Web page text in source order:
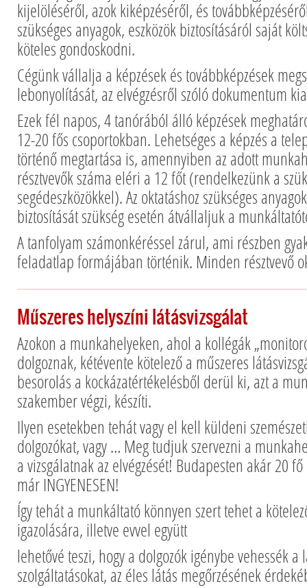
kijelöléséről, azok kiképzéséről, és
szükséges anyagok, eszközök biztosításáról saját
köteles gondoskodni.
Cégünk vállalja a képzések és továbbképzések
lebonyolítását, az elvégzésről szóló dokumentum
Ezek fél napos, 4 tanórából álló képzések
12-20 fős csoportokban. Lehetséges a képzés a
történő megtartása is, amennyiben az adott
résztvevők száma eléri a 12 főt (rendelkezünk a
segédeszközökkel). Az oktatáshoz szükséges
biztosítását szükség esetén átvállaljuk a
A tanfolyam számonkéréssel zárul, ami részben
feladatlap formájában történik. Minden résztvevő
Műszeres helyszíni látásvizsgálat
Azokon a munkahelyeken, ahol a kollégák
dolgoznak, kétévente kötelező a műszeres
besorolás a kockázatértékelésből derül ki, azt a
szakember végzi, készíti.
Ilyen esetekben tehát vagy el kell küldeni
dolgozókat, vagy … Meg tudjuk szervezni a
a vizsgálatnak az elvégzését! Budapesten akár 20
már INGYENESEN!
Így tehát a munkáltató könnyen szert tehet a
igazolására, illetve evvel együtt
lehetővé teszi, hogy a dolgozók igénybe vehessék a
szolgáltatásokat, az éles látás megőrzésének